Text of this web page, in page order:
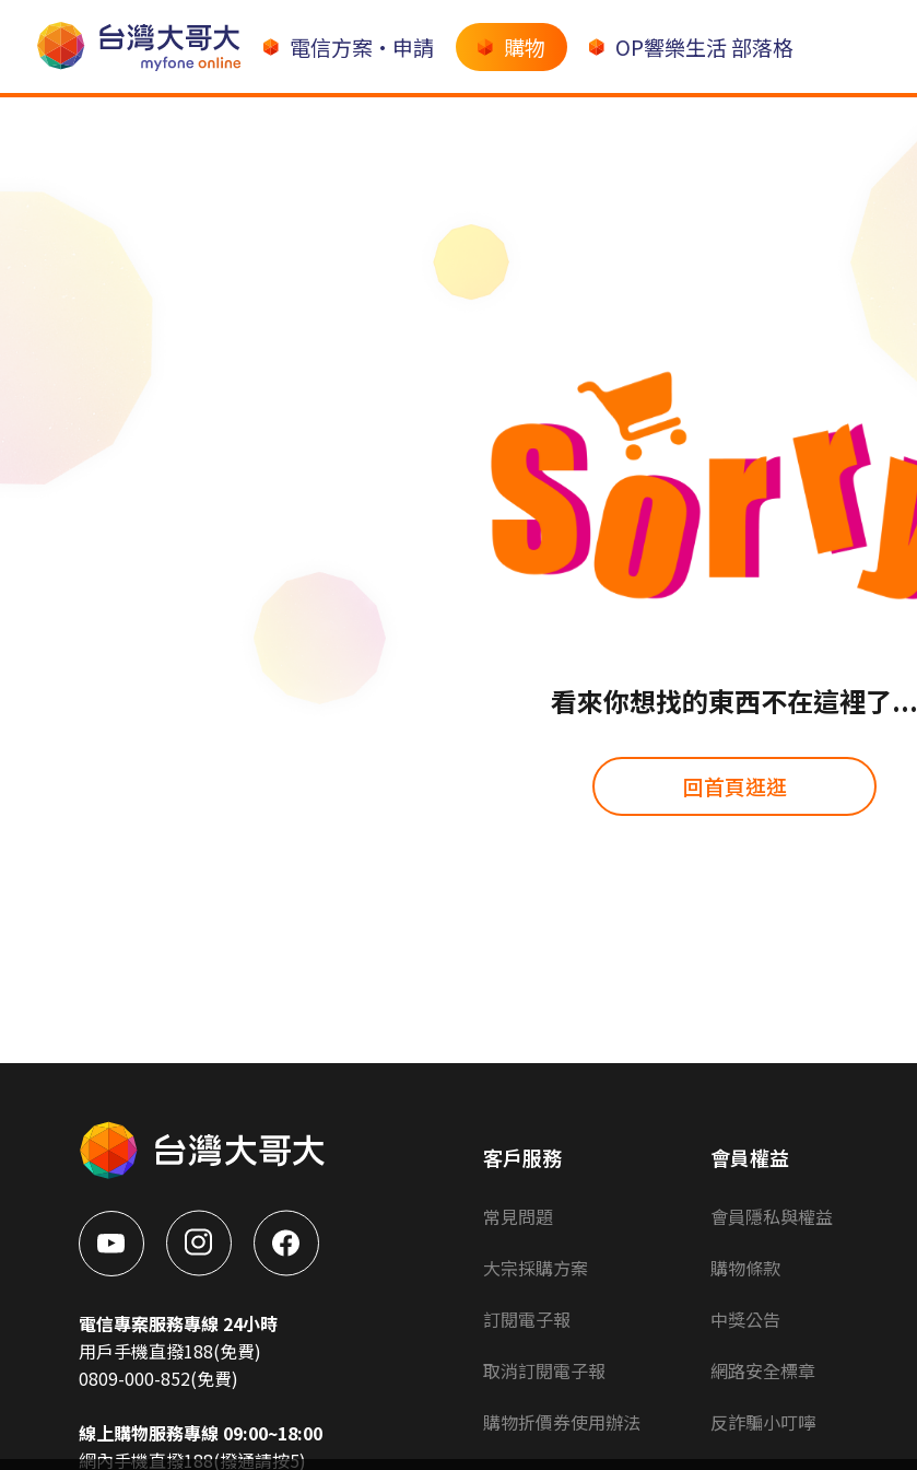
電信方案•申請 購物 OP響樂生活 部落格
看來你想找的東西不在這裡了...
回首頁逛逛
電信專案服務專線 24小時
用戶手機直撥188(免費)
0809-000-852(免費)
線上購物服務專線 09:00~18:00
網內手機直撥188(撥通請按5)
客戶服務
常見問題
大宗採購方案
訂閱電子報
取消訂閱電子報
購物折價券使用辦法
會員權益
會員隱私與權益
購物條款
中獎公告
網路安全標章
反詐騙小叮嚀